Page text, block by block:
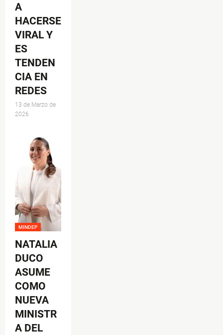
A
HACERSE
VIRAL Y
ES
TENDEN
CIA EN
REDES
13 de Marzo de
2026
MINDEP
NATALIA
DUCO
ASUME
COMO
NUEVA
MINISTR
A DEL